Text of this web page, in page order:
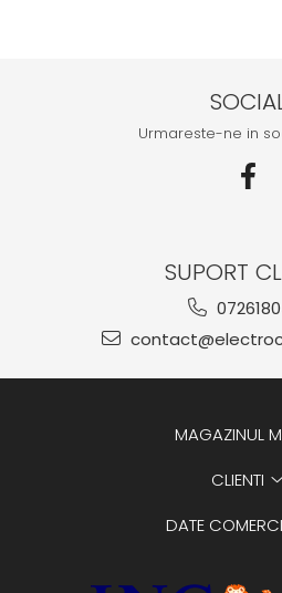
Urmareste-ne in
SUPORT
MAGAZINUL
CLIENTI
DATE